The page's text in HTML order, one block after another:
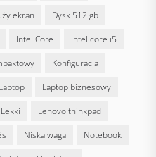
ekran
dysk 512 gb
Intel Core
intel core i5
konfiguracja
laptop
laptop biznesowy
lekki
lenovo thinkpad
niska waga
notebook